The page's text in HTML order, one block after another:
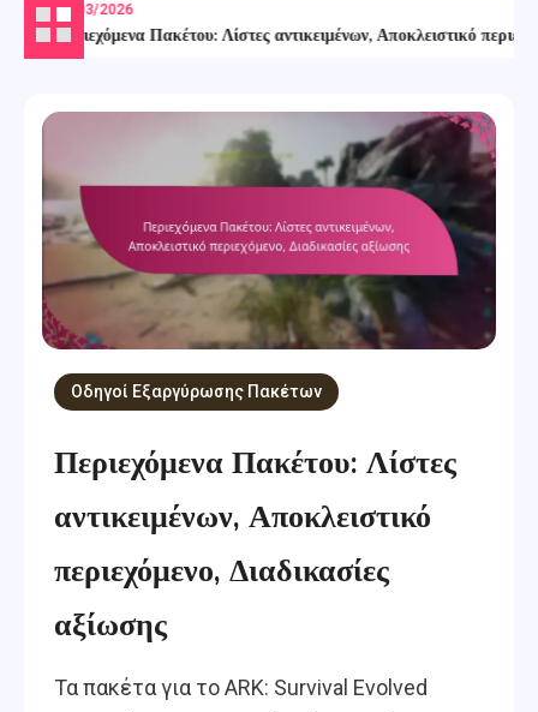
13/03/2026
Περιεχόμενα Πακέτου: Λίστες αντικειμένων, Αποκλειστικό
Οδηγοί Εξαργύρωσης Πακέτων
Περιεχόμενα Πακέτου: Λίστες
αντικειμένων, Αποκλειστικό
περιεχόμενο, Διαδικασίες
αξίωσης
Τα πακέτα για το ARK: Survival Evolved